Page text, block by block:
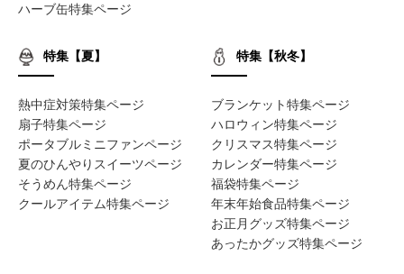
ハーブ缶特集ページ
特集【夏】
熱中症対策特集ページ
扇子特集ページ
ポータブルミニファンページ
夏のひんやりスイーツページ
そうめん特集ページ
クールアイテム特集ページ
特集【秋冬】
ブランケット特集ページ
ハロウィン特集ページ
クリスマス特集ページ
カレンダー特集ページ
福袋特集ページ
年末年始食品特集ページ
お正月グッズ特集ページ
あったかグッズ特集ページ